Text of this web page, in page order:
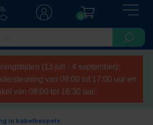
0
(13 juli - 4 september):
van 09:00 tot 17:00 uur en
van 08:00 tot 16:30 uur.
in kabelhaspels